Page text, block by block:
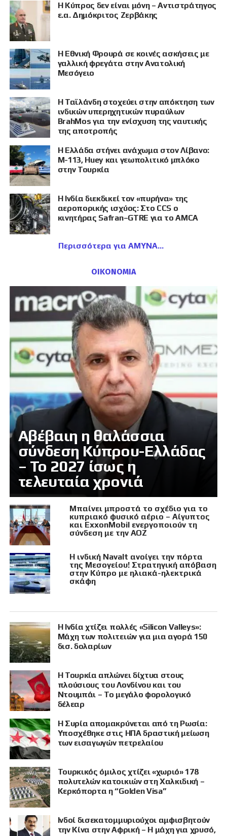
Η Κύπρος δεν είναι μόνη – Αντιστράτηγος
ε.α. Δημόκριτος Ζερβάκης
Η Εθνική Φρουρά σε κοινές ασκήσεις με
γαλλική φρεγάτα στην Ανατολική
Μεσόγειο
Η Ταϊλάνδη στοχεύει στην απόκτηση των
ινδικών υπερηχητικών πυραύλων
BrahMos για την ενίσχυση της ναυτικής
της αποτροπής
Η Ελλάδα στήνει ανάχωμα στον Λίβανο:
M-113, Huey και γεωπολιτικό μπλόκο
στην Τουρκία
Η Ινδία διεκδικεί τον «πυρήνα» της
αεροπορικής ισχύος: Στο CCS ο
κινητήρας Safran–GTRE για το AMCA
Περισσότερα για ΑΜΥΝΑ
ΟΙΚΟΝΟΜΙΑ
Αβέβαιη η θαλάσσια
σύνδεση Κύπρου-Ελλάδας
– Το 2027 ίσως η
τελευταία χρονιά
Μπαίνει μπροστά το σχέδιο για το
κυπριακό φυσικό αέριο – Αίγυπτος
και ExxonMobil ενεργοποιούν τη
σύνδεση με την ΑΟΖ
Η ινδική Navalt ανοίγει την πόρτα
της Μεσογείου! Στρατηγική απόβαση
στην Κύπρο με ηλιακά-ηλεκτρικά
σκάφη
Η Ινδία χτίζει πολλές «Silicon Valleys»:
Μάχη των πολιτειών για μια αγορά 150
δισ. δολαρίων
Η Τουρκία απλώνει δίχτυα στους
πλούσιους του Λονδίνου και του
Ντουμπάι – Το μεγάλο φορολογικό
δέλεαρ
Η Συρία απομακρύνεται από τη Ρωσία:
Υποσχέθηκε στις ΗΠΑ δραστική μείωση
των εισαγωγών πετρελαίου
Τουρκικός όμιλος χτίζει «χωριό» 178
πολυτελών κατοικιών στη Χαλκιδική –
Κερκόπορτα η “Golden Visa”
Ινδοί δισεκατομμυριούχοι αμφισβητούν
την Κίνα στην Αφρική – Η μάχη για χρυσό,